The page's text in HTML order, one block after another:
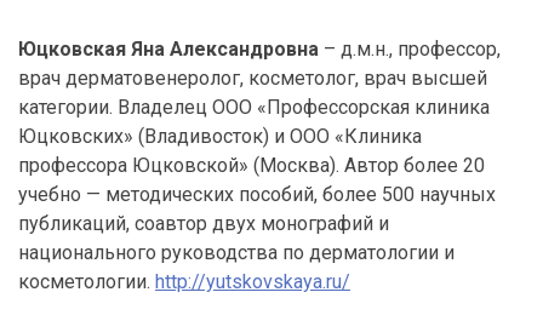
Юцковская Яна Александровна – д.м.н., профессор,
врач дерматовенеролог, косметолог, врач высшей
категории. Владелец ООО «Профессорская клиника
Юцковских» (Владивосток) и ООО «Клиника
профессора Юцковской» (Москва). Автор более 20
учебно — методических пособий, более 500 научных
публикаций, соавтор двух монографий и
национального руководства по дерматологии и
косметологии. http://yutskovskaya.ru/